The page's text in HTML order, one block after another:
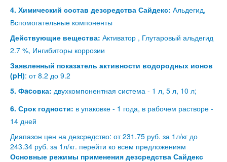
4. Химический состав дезсредства Сайдекс: Альдегид,
Вспомогательные компоненты
Действующие вещества: Активатор , Глутаровый альдегид
2.7 %, Ингибиторы коррозии
Заявленный показатель активности водородных ионов
(pH): от 8.2 до 9.2
5. Фacовка: двухкомпонентная система - 1 л, 5 л, 10 л;
6. Срок годности: в упаковке - 1 года, в рабочем растворе -
14 дней
Диапазон цен на дезсредство: от 231.75 руб. за 1л/кг до
243.34 руб. за 1л/кг. перейти ко всем предложениям
Основные режимы применения дезсредства Сайдекс